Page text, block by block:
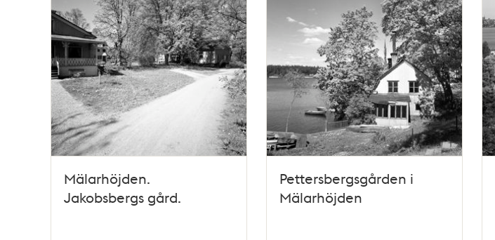
Mälarhöjden.
Jakobsbergs gård.
Pettersbergsgården i
Mälarhöjden